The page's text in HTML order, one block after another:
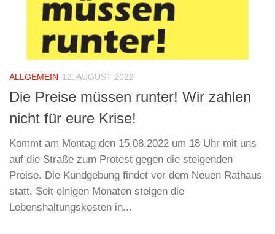
ALLGEMEIN 12. AUGUST 2022
Die Preise müssen runter! Wir zahlen
nicht für eure Krise!
Kommt am Montag den 15.08.2022 um 18 Uhr mit uns
auf die Straße zum Protest gegen die steigenden
Preise. Die Kundgebung findet vor dem Neuen Rathaus
statt. Seit einigen Monaten steigen die
Lebenshaltungskosten in...